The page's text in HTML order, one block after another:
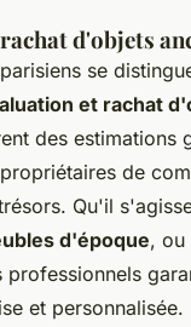
d'objets
se
et rachat
des estimations
de
Qu'il
d'époque, ou
professionnels
et